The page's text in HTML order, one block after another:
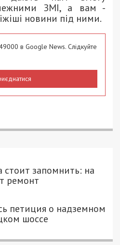
ЗМІ, а вам -
новини під ними.
в Google News. Слідкуйте
запомнить: на
ремонт
петиция о надземном
шоссе